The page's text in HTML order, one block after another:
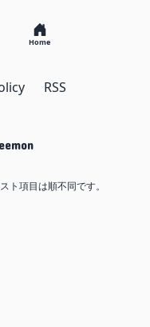
Home
RSS
ト項目は順不同です。